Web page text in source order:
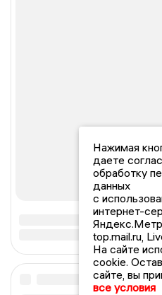
Нажимая
даете
обработку
данных
с
интернет-
top.mail.ru,
На сайте
cookie.
сайте, вы
все условия